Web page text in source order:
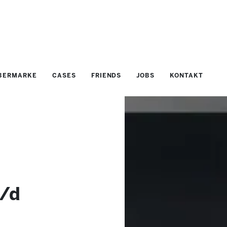
CASES FRIENDS JOBS KONTAKT
d